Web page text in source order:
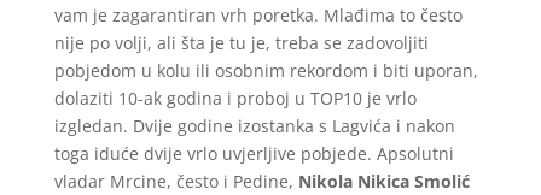
vam je zagarantiran vrh poretka. Mlađima to često
nije po volji, ali šta je tu je, treba se zadovoljiti
pobjedom u kolu ili osobnim rekordom i biti uporan,
dolaziti 10-ak godina i proboj u TOP10 je vrlo
izgledan. Dvije godine izostanka s Lagvića i nakon
toga iduće dvije vrlo uvjerljive pobjede. Apsolutni
vladar Mrcine, često i Pedine, Nikola Nikica Smolić